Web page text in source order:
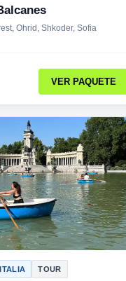
Ohrid, Shkoder, Sofia
VER PAQUETE
ITALIA TOUR